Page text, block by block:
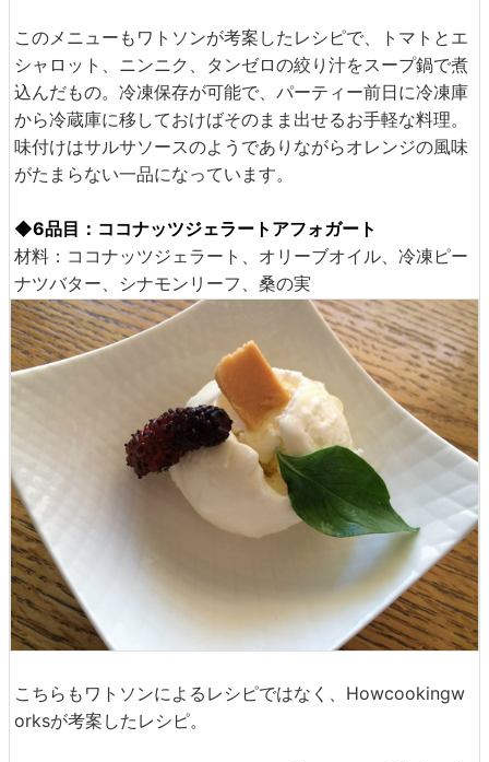
このメニューもワトソンが考案したレシピで、トマトとエ
シャロット、ニンニク、タンゼロの絞り汁をスープ鍋で煮
込んだもの。冷凍保存が可能で、パーティー前日に冷凍庫
から冷蔵庫に移しておけばそのまま出せるお手軽な料理。
味付けはサルサソースのようでありながらオレンジの風味
がたまらない一品になっています。
◆6品目：ココナッツジェラートアフォガート
材料：ココナッツジェラート、オリーブオイル、冷凍ピー
ナツバター、シナモンリーフ、桑の実
こちらもワトソンによるレシピではなく、Howcookingw
orksが考案したレシピ。